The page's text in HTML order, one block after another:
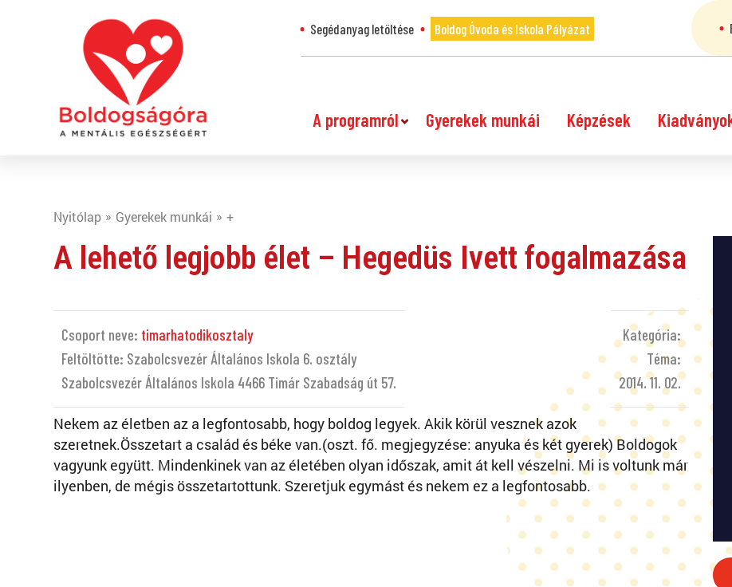
Segédanyag letöltése Boldog Óvoda és Iskola Pályázat
A programról Gyerekek munkái Képzések
Nyitólap Gyerekek munkái +
A lehető legjobb élet – Hegedüs Ivett fogalmazása
Csoport neve: timarhatodikosztaly
Feltöltötte: Szabolcsvezér Általános Iskola 6. osztály
Szabolcsvezér Általános Iskola 4466 Timár Szabadság út 57.
Kategória:
Téma:
2014. 11. 02.
Nekem az életben az a legfontosabb, hogy boldog legyek. Akik körül vesznek azok
szeretnek.Összetart a család és béke van.(oszt. fő. megjegyzése: anyuka és két gyerek) Boldogok
vagyunk együtt. Mindenkinek van az életében olyan időszak, amit át kell vészelni. Mi is voltunk már
ilyenben, de mégis összetartottunk. Szeretjuk egymást és nekem ez a legfontosabb.